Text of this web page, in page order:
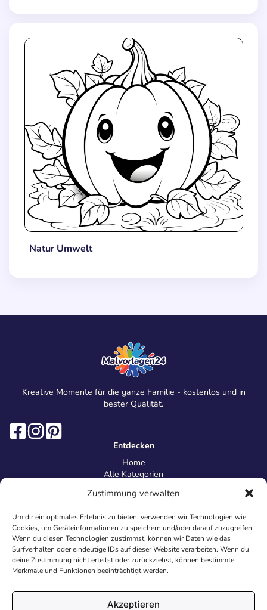
Zustimmung verwalten
Um dir ein optimales Erlebnis zu bieten, verwenden wir Technologien wie
Cookies, um Geräteinformationen zu speichern und/oder darauf zuzugreifen.
Wenn du diesen Technologien zustimmst, können wir Daten wie das
Surfverhalten oder eindeutige IDs auf dieser Website verarbeiten. Wenn du
deine Zustimmung nicht erteilst oder zurückziehst, können bestimmte
Merkmale und Funktionen beeinträchtigt werden.
Akzeptieren
Natur Umwelt
Kreative Momente für die ganze Familie - kostenlos und in
bester Qualität.
Entdecken
Home
Alle Kategorien
Information
Über uns
Kontakt
Inhaltsrichtlinien
Recht & Datenschutz
Impressum
AGB
Cookies